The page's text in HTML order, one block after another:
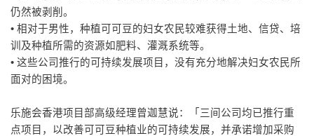
仍然被剥削。
• 相对于男性，种植可可豆的妇女农民较难获得土地、信贷、培
训及种植所需的资源如肥料、灌溉系统等。
• 这些公司推行的可持续发展项目，没有充分地解决妇女农民所
面对的困境。
乐施会香港项目部高级经理曾迦慧说：「三间公司均已推行重
点项目，以改善可可豆种植业的可持续发展，并承诺增加采购